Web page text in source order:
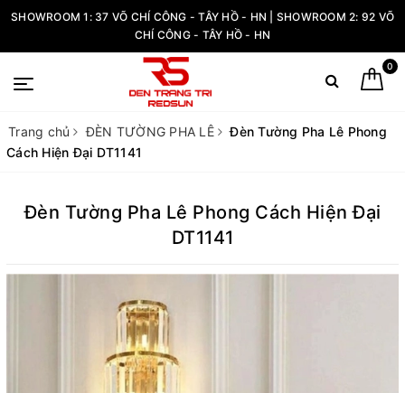
SHOWROOM 1: 37 VÕ CHÍ CÔNG - TÂY HỒ - HN | SHOWROOM 2: 92 VÕ
CHÍ CÔNG - TÂY HỒ - HN
0
Trang chủ ĐÈN TƯỜNG PHA LÊ
Đèn Tường Pha Lê Phong
Cách Hiện Đại DT1141
Đèn Tường Pha Lê Phong Cách Hiện Đại
DT1141